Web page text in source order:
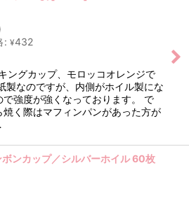
: ¥432
ングカップ、モロッコオレンジで
製なのですが、内側がホイル製にな
で強度が強くなっております。 で
焼く際はマフィンパンがあった方が
ンカップ／シルバーホイル 60枚